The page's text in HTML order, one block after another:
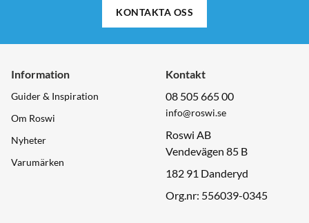
KONTAKTA OSS
Information
Guider & Inspiration
Om Roswi
Nyheter
Varumärken
Kontakt
08 505 665 00
info@roswi.se
Roswi AB
Vendevägen 85 B
182 91 Danderyd
Org.nr: 556039-0345